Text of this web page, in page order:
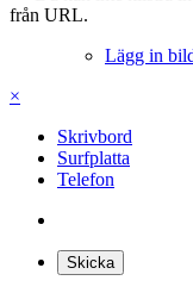
från URL.
Lägg in
×
Skrivbord
Surfplatta
Telefon
Skicka